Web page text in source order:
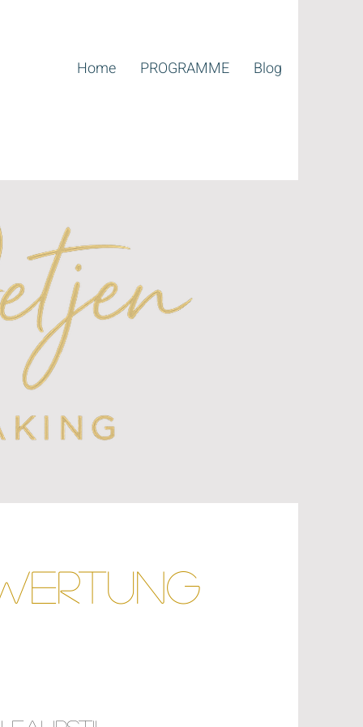
Home PROGRAMME Blog